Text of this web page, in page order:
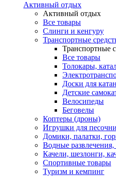
Активный отдых
Активный отдых
Все товары
Слинги и кенгуру
Транспортные
Транспортные
Все товары
Толокары,
Доски для
Детские
Велосипеды
Беговелы
Коптеры (дроны)
Игрушки для
Домики, палатки,
Водные
Качели, шезлонги,
Спортивные товары
Туризм и кемпинг